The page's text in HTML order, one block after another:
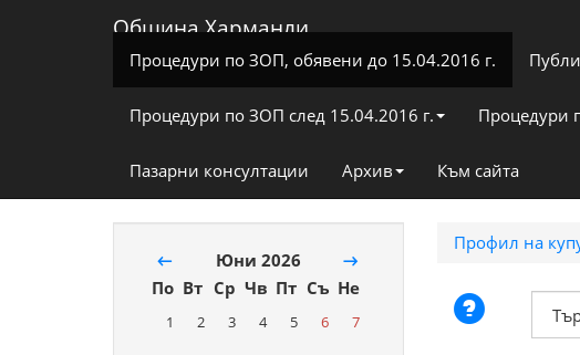
Община Харманли
Процедури по ЗОП, обявени до 15.04.2016 г.
Процедури по ЗОП след 15.04.2016 г. Процедури
Пазарни консултации Архив Към сайта
← Юни 2026
→
По Вт Ср Чв Пт Съ Не
1 2 3 4 5 6
7
Профил на